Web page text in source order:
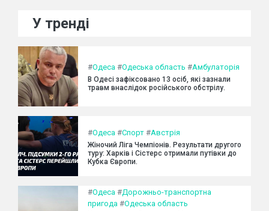
У тренді
#Одеса #Одеська область #Амбулаторія
В Одесі зафіксовано 13 осіб, які зазнали
травм внаслідок російського обстрілу.
#Одеса #Спорт #Австрія
Жіночий Ліга Чемпіонів. Результати другого
туру: Харків і Сістерс отримали путівки до
Кубка Європи.
#Одеса #Дорожньо-транспортна
пригода #Одеська область